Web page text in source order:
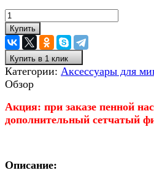
Купить
Купить в 1 клик
Категории: Аксессуары для
Обзор
Акция: при заказе пенной
дополнительный сетчатый
Описание: